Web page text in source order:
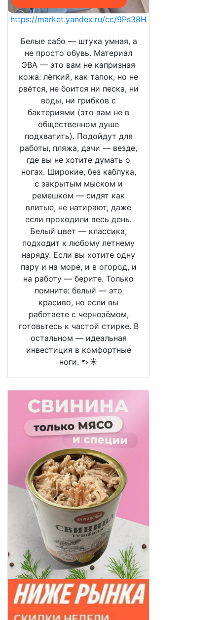
https://market.yandex.ru/cc/9Ps38H
Белые сабо — штука умная, а
не просто обувь. Материал
ЭВА — это вам не капризная
кожа: лёгкий, как тапок, но не
рвётся, не боится ни песка, ни
воды, ни грибков с
бактериями (это вам не в
общественном душе
подхватить). Подойдут для
работы, пляжа, дачи — везде,
где вы не хотите думать о
ногах. Широкие, без каблука,
с закрытым мыском и
ремешком — сидят как
влитые, не натирают, даже
если проходили весь день.
Белый цвет — классика,
подходит к любому летнему
наряду. Если вы хотите одну
пару и на море, и в огород, и
на работу — берите. Только
помните: белый — это
красиво, но если вы
работаете с чернозёмом,
готовьтесь к частой стирке. В
остальном — идеальная
инвестиция в комфортные
ноги. 👡☀️